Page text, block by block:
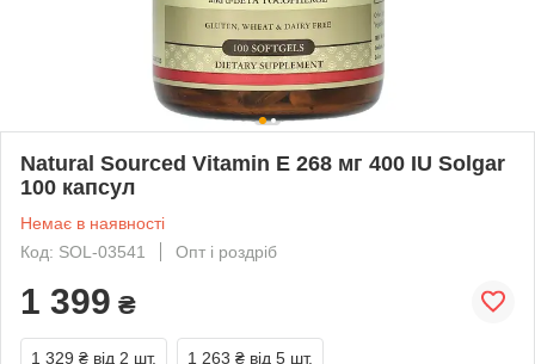
Natural Sourced Vitamin E 268 мг 400 IU Solgar
100 капсул
Немає в наявності
Код: SOL-03541
Опт і роздріб
1 399 ₴
1 329 ₴ від 2 шт. 1 263 ₴ від 5 шт.